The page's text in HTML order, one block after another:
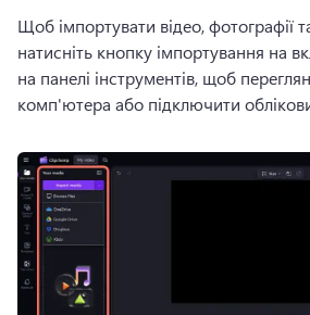
Щоб імпортувати відео, фотографії
натисніть кнопку імпортування на
на панелі інструментів, щоб
комп'ютера або підключити